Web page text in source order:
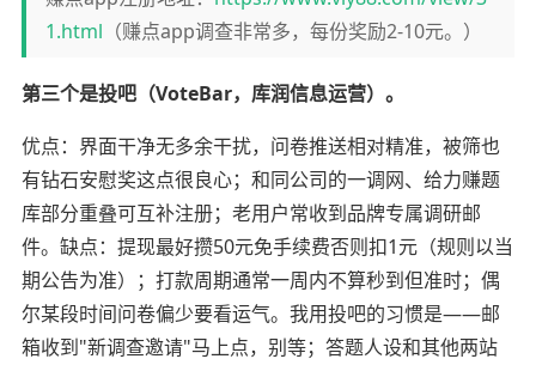
1.html （赚点app调查非常多，每份奖励2-10元。）
第三个是投吧（VoteBar，库润信息运营）。
优点：界面干净无多余干扰，问卷推送相对精准，被筛也
有钻石安慰奖这点很良心；和同公司的一调网、给力赚题
库部分重叠可互补注册；老用户常收到品牌专属调研邮
件。缺点：提现最好攒50元免手续费否则扣1元（规则以当
期公告为准）；打款周期通常一周内不算秒到但准时；偶
尔某段时间问卷偏少要看运气。我用投吧的习惯是——邮
箱收到"新调查邀请"马上点，别等；答题人设和其他两站